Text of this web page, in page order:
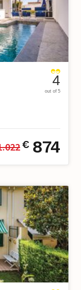
4
out of 5
€ 874